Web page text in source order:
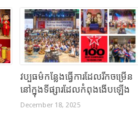
វប្បធម៌កន្លែងធ្វើការដែលរីកចម្រើន
នៅក្នុងទីផ្សារដែលកំពុងងើបឡើង
December 18, 2025